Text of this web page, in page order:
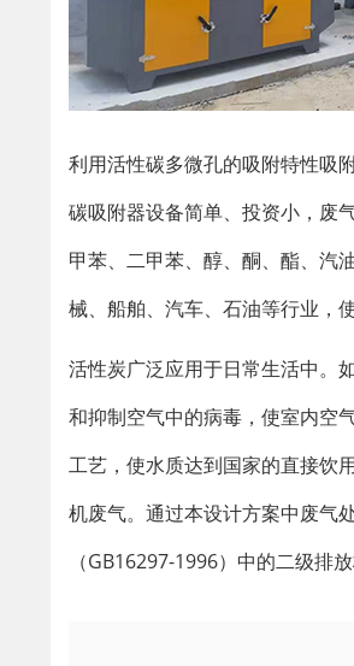
利用活性碳多微孔的吸附特性吸
碳吸附器设备简单、投资小，废
甲苯、二甲苯、醇、酮、酯、汽
械、船舶、汽车、石油等行业，
活性炭广泛应用于日常生活中。
和抑制空气中的病毒，使室内空
工艺，使水质达到国家的直接饮
机废气。通过本设计方案中废气
（GB16297-1996）中的二级排放